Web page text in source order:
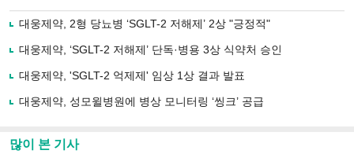
로
사
유
기
대웅제약, 2형 당뇨병 ‘SGLT-2 저해제’ 2상 "긍정적"
대웅제약, ‘SGLT-2 저해제’ 단독·병용 3상 식약처 승인
대웅제약, 'SGLT-2 억제제' 임상 1상 결과 발표
대웅제약, 성모윌병원에 병상 모니터링 ‘씽크’ 공급
많이 본 기사